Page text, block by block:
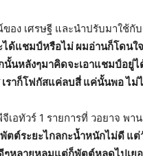
ง เศรษฐี และนำปรับมาใช้กับ
ได้แชมป์หรือไม่ ผมอ่านก็โดน
นั้นหลังๆมาคิดจะเอาแชมป์อยู่
ราก็โฟกัสแค่ลบสี่ แค่นั้นพอ ไม่
อทัวร์ 1 รายการที่ วอยาจ พา
ตต์ระยะไกลกะน้ำหนักไม่ดี แ